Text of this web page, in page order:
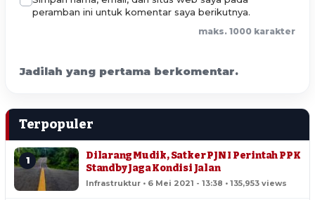
peramban ini untuk komentar saya berikutnya.
maks. 1000 karakter
Jadilah yang pertama berkomentar.
Terpopuler
1
Dilarang Mudik, Satker PJN I Perintah PPK
Standby Jaga Kondisi Jalan
Infrastruktur • 6 Mei 2021 - 13:38 • 135,953 views